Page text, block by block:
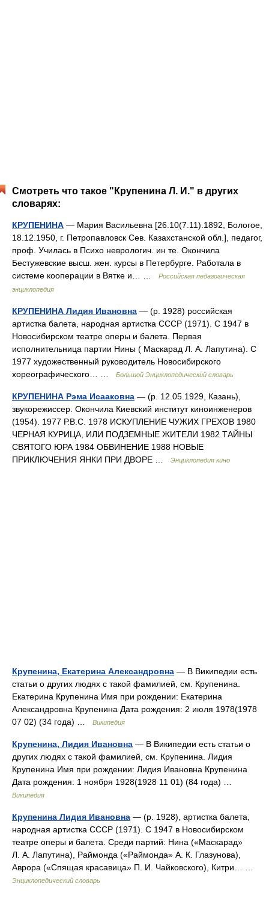
Смотреть что такое "Крупенина Л. И." в других
словарях:
КРУПЕНИНА — Мария Васильевна [26.10(7.11).1892, Бологое,
18.12.1950, г. Петропавловск Сев. Казахстанской обл.], педагог,
проф. Училась в Психо неврологич. ин те. Окончила
Бестужевские высш. жен. курсы в Петербурге. Работала в
системе кооперации в Вятке и… …
Российская педагогическая
энциклопедия
КРУПЕНИНА Лидия Ивановна — (р. 1928) российская
артистка балета, народная артистка СССР (1971). С 1947 в
Новосибирском театре оперы и балета. Первая
исполнительница партии Нины ( Маскарад Л. А. Лапутина). С
1977 художественный руководитель Новосибирского
хореографического… …
Большой Энциклопедический словарь
КРУПЕНИНА Рэма Исааковна — (р. 12.05.1929, Казань),
звукорежиссер. Окончила Киевский институт киноинженеров
(1954). 1977 Р.В.С. 1978 ИСКУПЛЕНИЕ ЧУЖИХ ГРЕХОВ 1980
ЧЕРНАЯ КУРИЦА, ИЛИ ПОДЗЕМНЫЕ ЖИТЕЛИ 1982 ТАЙНЫ
СВЯТОГО ЮРА 1984 ОБВИНЕНИЕ 1988 НОВЫЕ
ПРИКЛЮЧЕНИЯ ЯНКИ ПРИ ДВОРЕ …
Энциклопедия кино
Крупенина, Екатерина Александровна — В Википедии есть
статьи о других людях с такой фамилией, см. Крупенина.
Екатерина Крупенина Имя при рождении: Екатерина
Александровна Крупенина Дата рождения: 2 июля 1978(1978
07 02) (34 года) …
Википедия
Крупенина, Лидия Ивановна — В Википедии есть статьи о
других людях с такой фамилией, см. Крупенина. Лидия
Крупенина Имя при рождении: Лидия Ивановна Крупенина
Дата рождения: 1 ноября 1928(1928 11 01) (84 года) …
Википедия
Крупенина Лидия Ивановна — (р. 1928), артистка балета,
народная артистка СССР (1971). С 1947 в Новосибирском
театре оперы и балета. Среди партий: Нина («Маскарад»
Л. А. Лапутина), Раймонда («Раймонда» А. К. Глазунова),
Аврора («Спящая красавица» П. И. Чайковского), Китри… …
Энциклопедический словарь